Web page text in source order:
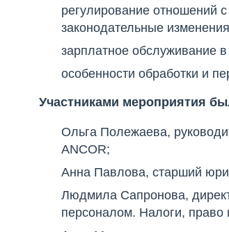
регулирование отношений
законодательные
зарплатное обслуживание
особенности обработки и
Участниками мероприятия
Ольга Полежаева,
ANCOR;
Анна Павлова, старший
Людмила Сапронова,
персоналом. Налоги, право